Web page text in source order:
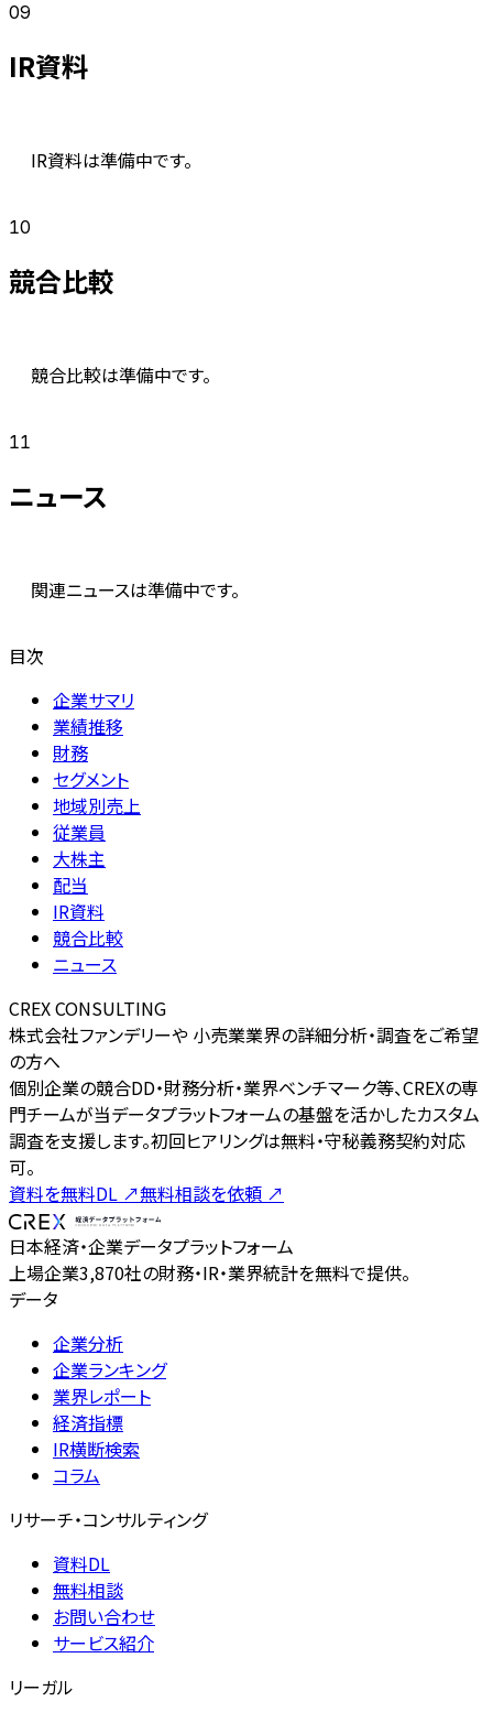
09
IR資料
IR資料は準備中です。
10
競合比較
競合比較は準備中です。
11
ニュース
関連ニュースは準備中です。
目次
企業サマリ
業績推移
財務
セグメント
地域別売上
従業員
大株主
配当
IR資料
競合比較
ニュース
CREX CONSULTING
株式会社ファンデリーや 小売業業界の詳細分析・調査をご希望
の方へ
個別企業の競合DD・財務分析・業界ベンチマーク等、CREXの専
門チームが当データプラットフォームの基盤を活かしたカスタム
調査を支援します。初回ヒアリングは無料・守秘義務契約対応
可。
資料を無料DL ↗無料相談を依頼 ↗
日本経済・企業データプラットフォーム
上場企業3,870社の財務・IR・業界統計を無料で提供。
データ
企業分析
企業ランキング
業界レポート
経済指標
IR横断検索
コラム
リサーチ・コンサルティング
資料DL
無料相談
お問い合わせ
サービス紹介
リーガル